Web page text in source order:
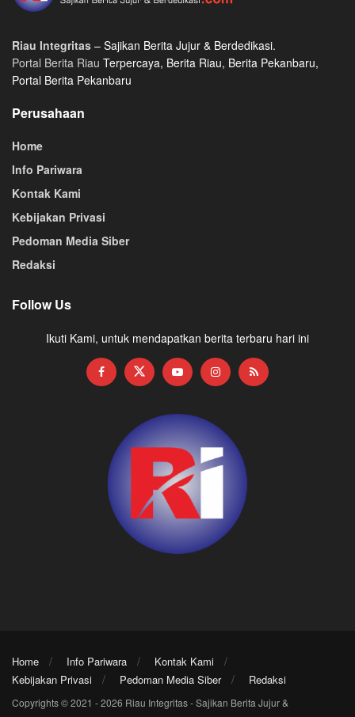
Riau Integritas – Sajikan Berita Jujur & Berdedikasi.
Portal Berita Riau Terpercaya, Berita Riau, Berita Pekanbaru,
Portal Berita Pekanbaru
Perusahaan
Home
Info Pariwara
Kontak Kami
Kebijakan Privasi
Pedoman Media Siber
Redaksi
Follow Us
Ikuti Kami, untuk mendapatkan berita terbaru hari ini
Home Info Pariwara
Kontak Kami
Kebijakan Privasi
Pedoman Media Siber Redaksi
Copyrights © 2021 - 2026 Riau Integritas - Sajikan Berita Jujur &